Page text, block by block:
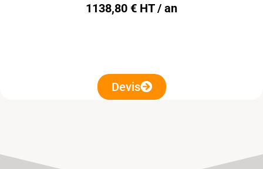
1138,80 € HT / an
Devis